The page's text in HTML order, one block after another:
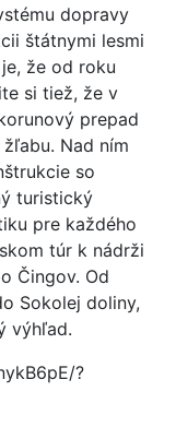
dopravy
štátnymi lesmi
že od roku
si tiež, že v
prepad
Nad ním
so
turistický
pre každého
túr k nádrži
Čingov. Od
Sokolej doliny,
výhľad.
?